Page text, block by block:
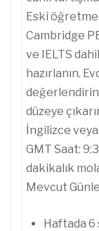
Eski
Cambridge
ve IELTS
hazırlanın.
değerlendirin
düzeye
İngilizce veya
GMT Saat:
dakikalık
Mevcut
Haftada 6